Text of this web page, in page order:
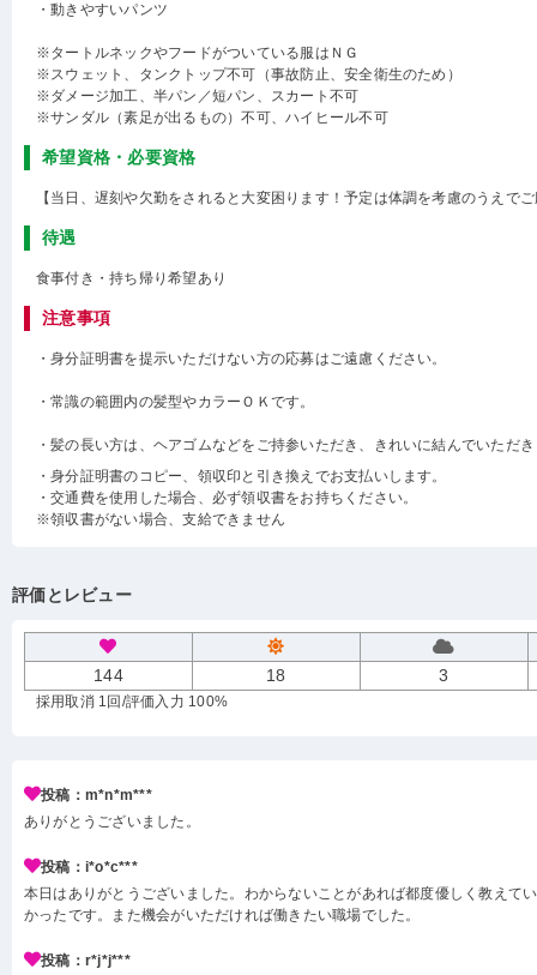
・動きやすいパンツ
※タートルネックやフードがついている服はＮＧ
※スウェット、タンクトップ不可（事故防止、安全衛生のため）
※ダメージ加工、半パン／短パン、スカート不可
※サンダル（素足が出るもの）不可、ハイヒール不可
希望資格・必要資格
【当日、遅刻や欠勤をされると大変困ります！予定は体調を考慮のうえで
待遇
食事付き・持ち帰り希望あり
注意事項
・身分証明書を提示いただけない方の応募はご遠慮ください。
・常識の範囲内の髪型やカラーＯＫです。
・髪の長い方は、ヘアゴムなどをご持参いただき、きれいに結んでいただ
・身分証明書のコピー、領収印と引き換えでお支払いします。
・交通費を使用した場合、必ず領収書をお持ちください。
※領収書がない場合、支給できません
評価とレビュー
144 18 3
採用取消 1回 /評価入力 100%
投稿：m*n*m***
ありがとうございました。
投稿：i*o*c***
本日はありがとうございました。わからないことがあれば都度優しく教えて
かったです。また機会がいただければ働きたい職場でした。
投稿：r*j*j***